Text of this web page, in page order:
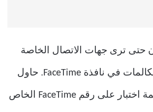
حتى ترى جهات الاتصال الخاصة
بك أو سجل المكالمات في نافذة FaceTime. حاول
الآن إجراء مكالمة اختبار على رقم FaceTime الخاص